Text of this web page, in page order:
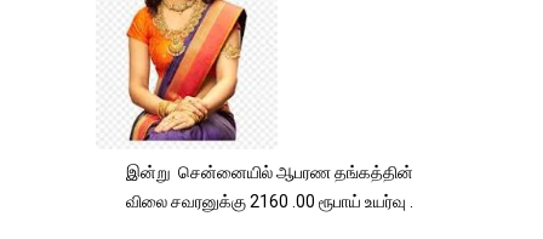
இன்று சென்னையில் ஆபரண தங்கத்தின்
விலை சவரனுக்கு 2160 .00 ரூபாய் உயர்வு .